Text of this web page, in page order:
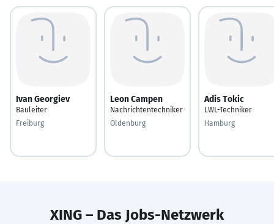
Ivan Georgiev
Bauleiter
Freiburg
Leon Campen
Nachrichtentechniker
Oldenburg
Adis Tokic
LWL-Techniker
Hamburg
XING – Das Jobs-Netzwerk